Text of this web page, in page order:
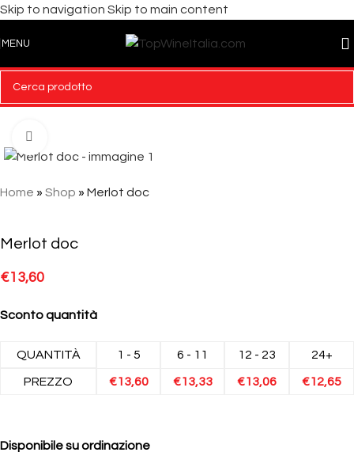
Skip to navigation Skip to main content
MENU
Home » Shop » Merlot doc
Merlot doc
€13,60
Sconto quantità
QUANTITÀ 1 - 5 6 - 11 12 - 23 24+
PREZZO €13,60 €13,33 €13,06 €12,65
Disponibile su ordinazione